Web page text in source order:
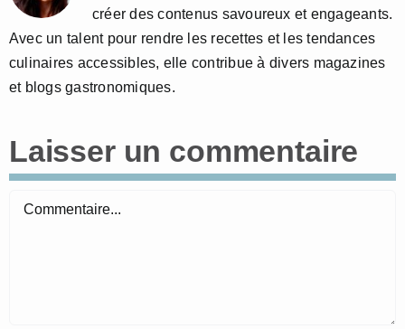
créer des contenus savoureux et engageants.
Avec un talent pour rendre les recettes et les tendances
culinaires accessibles, elle contribue à divers magazines
et blogs gastronomiques.
Laisser un commentaire
Commentaire